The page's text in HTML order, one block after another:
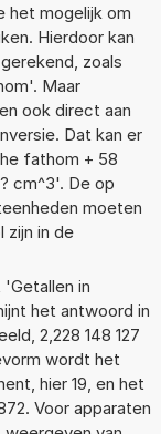
het mogelijk om
Hierdoor kan
zoals
Maar
ook direct aan
Dat kan er
fathom + 58
cm^3'. De op
moeten
zijn in de
in
het antwoord in
2,228 148 127
wordt het
hier 19, en het
Voor apparaten